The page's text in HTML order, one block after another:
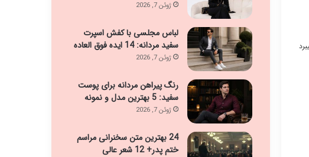
ژوئن 7, 2026
لباس مجلسی با کفش اسپرت
سفید مردانه: 14 ایده فوق العاده
ژوئن 7, 2026
رنگ پیراهن مردانه برای پوست
سفید: 5 بهترین مدل و نمونه
ژوئن 7, 2026
24 بهترین متن سخنرانی مراسم
ختم پدر+ 12 شعر عالی